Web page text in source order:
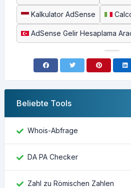
Kalkulator AdSense
AdSense Gelir Hesaplama
Beliebte Tools
Whois-Abfrage
DA PA Checker
Zahl zu Römischen Zahlen